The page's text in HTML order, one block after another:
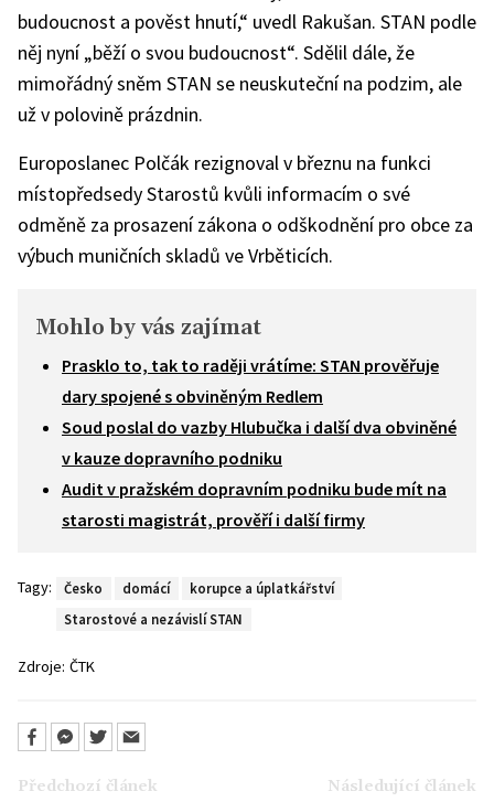
budoucnost a pověst hnutí,“ uvedl Rakušan. STAN podle
něj nyní „běží o svou budoucnost“. Sdělil dále, že
mimořádný sněm STAN se neuskuteční na podzim, ale
už v polovině prázdnin.
Europoslanec Polčák rezignoval v březnu na funkci
místopředsedy Starostů kvůli informacím o své
odměně za prosazení zákona o odškodnění pro obce za
výbuch muničních skladů ve Vrběticích.
Mohlo by vás zajímat
Prasklo to, tak to raději vrátíme: STAN prověřuje
dary spojené s obviněným Redlem
Soud poslal do vazby Hlubučka i další dva obviněné
v kauze dopravního podniku
Audit v pražském dopravním podniku bude mít na
starosti magistrát, prověří i další firmy
Tagy: Česko domácí
korupce a úplatkářství
Starostové a nezávislí STAN
Zdroje: ČTK
Předchozí článek Následující článek